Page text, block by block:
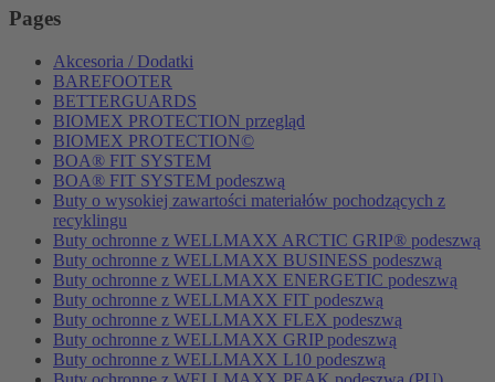
Pages
Akcesoria / Dodatki
BAREFOOTER
BETTERGUARDS
BIOMEX PROTECTION przegląd
BIOMEX PROTECTION©
BOA® FIT SYSTEM
BOA® FIT SYSTEM podeszwą
Buty o wysokiej zawartości materiałów pochodzących z
recyklingu
Buty ochronne z WELLMAXX ARCTIC GRIP® podeszwą
Buty ochronne z WELLMAXX BUSINESS podeszwą
Buty ochronne z WELLMAXX ENERGETIC podeszwą
Buty ochronne z WELLMAXX FIT podeszwą
Buty ochronne z WELLMAXX FLEX podeszwą
Buty ochronne z WELLMAXX GRIP podeszwą
Buty ochronne z WELLMAXX L10 podeszwą